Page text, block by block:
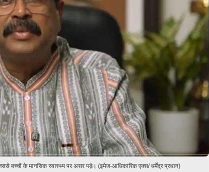
बच्चों के मानसिक स्वास्थ्य पर असर पड़े। (इमेज-आधिकारिक एक्स/ धर्मेंद्र प्रधान)